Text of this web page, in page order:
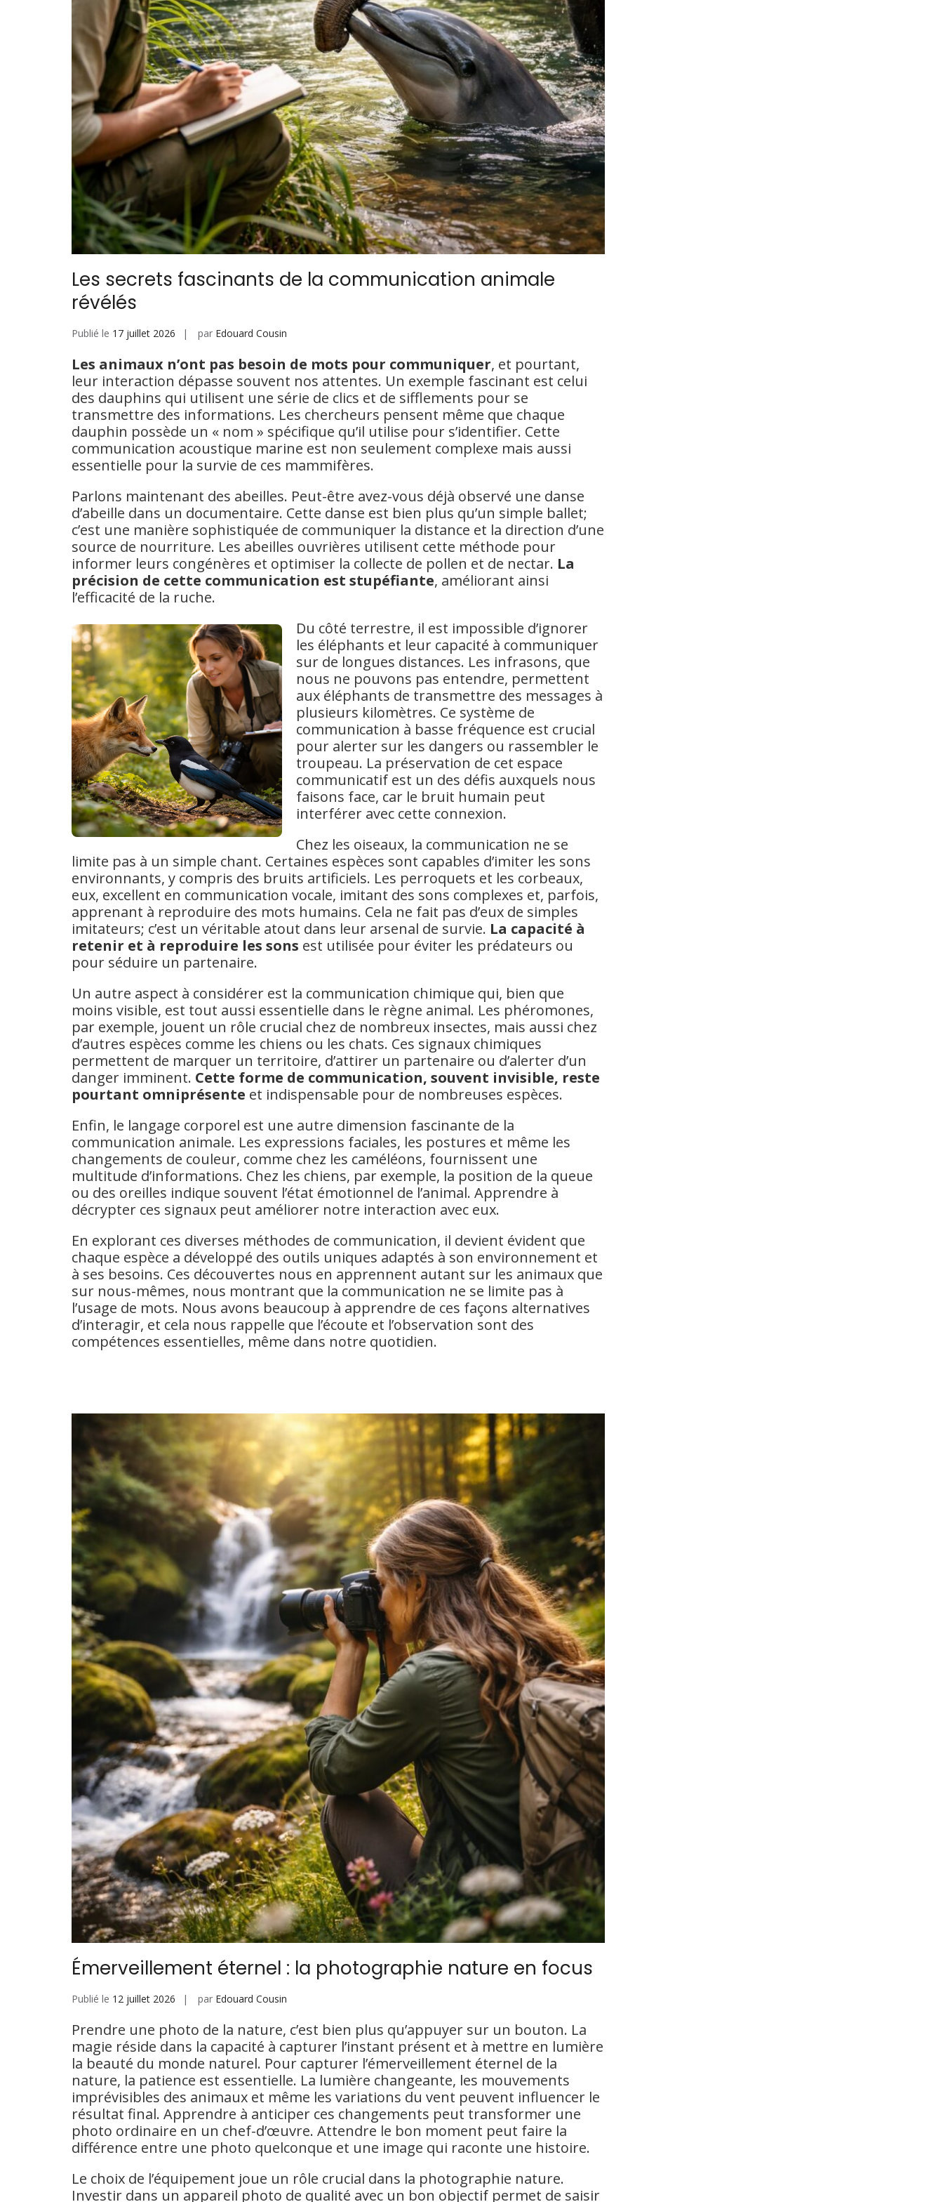
Les secrets fascinants de la communication animale
révélés
Publié le 17 juillet 2026 par Edouard Cousin
Les animaux n’ont pas besoin de mots pour communiquer, et pourtant,
leur interaction dépasse souvent nos attentes. Un exemple fascinant est celui
des dauphins qui utilisent une série de clics et de sifflements pour se
transmettre des informations. Les chercheurs pensent même que chaque
dauphin possède un « nom » spécifique qu’il utilise pour s’identifier. Cette
communication acoustique marine est non seulement complexe mais aussi
essentielle pour la survie de ces mammifères.
Parlons maintenant des abeilles. Peut-être avez-vous déjà observé une danse
d’abeille dans un documentaire. Cette danse est bien plus qu’un simple ballet;
c’est une manière sophistiquée de communiquer la distance et la direction d’une
source de nourriture. Les abeilles ouvrières utilisent cette méthode pour
informer leurs congénères et optimiser la collecte de pollen et de nectar. La
précision de cette communication est stupéfiante, améliorant ainsi
l’efficacité de la ruche.
Du côté terrestre, il est impossible d’ignorer
les éléphants et leur capacité à communiquer
sur de longues distances. Les infrasons, que
nous ne pouvons pas entendre, permettent
aux éléphants de transmettre des messages à
plusieurs kilomètres. Ce système de
communication à basse fréquence est crucial
pour alerter sur les dangers ou rassembler le
troupeau. La préservation de cet espace
communicatif est un des défis auxquels nous
faisons face, car le bruit humain peut
interférer avec cette connexion.
Chez les oiseaux, la communication ne se
limite pas à un simple chant. Certaines espèces sont capables d’imiter les sons
environnants, y compris des bruits artificiels. Les perroquets et les corbeaux,
eux, excellent en communication vocale, imitant des sons complexes et, parfois,
apprenant à reproduire des mots humains. Cela ne fait pas d’eux de simples
imitateurs; c’est un véritable atout dans leur arsenal de survie. La capacité à
retenir et à reproduire les sons est utilisée pour éviter les prédateurs ou
pour séduire un partenaire.
Un autre aspect à considérer est la communication chimique qui, bien que
moins visible, est tout aussi essentielle dans le règne animal. Les phéromones,
par exemple, jouent un rôle crucial chez de nombreux insectes, mais aussi chez
d’autres espèces comme les chiens ou les chats. Ces signaux chimiques
permettent de marquer un territoire, d’attirer un partenaire ou d’alerter d’un
danger imminent. Cette forme de communication, souvent invisible, reste
pourtant omniprésente et indispensable pour de nombreuses espèces.
Enfin, le langage corporel est une autre dimension fascinante de la
communication animale. Les expressions faciales, les postures et même les
changements de couleur, comme chez les caméléons, fournissent une
multitude d’informations. Chez les chiens, par exemple, la position de la queue
ou des oreilles indique souvent l’état émotionnel de l’animal. Apprendre à
décrypter ces signaux peut améliorer notre interaction avec eux.
En explorant ces diverses méthodes de communication, il devient évident que
chaque espèce a développé des outils uniques adaptés à son environnement et
à ses besoins. Ces découvertes nous en apprennent autant sur les animaux que
sur nous-mêmes, nous montrant que la communication ne se limite pas à
l’usage de mots. Nous avons beaucoup à apprendre de ces façons alternatives
d’interagir, et cela nous rappelle que l’écoute et l’observation sont des
compétences essentielles, même dans notre quotidien.
Émerveillement éternel : la photographie nature en focus
Publié le 12 juillet 2026 par Edouard Cousin
Prendre une photo de la nature, c’est bien plus qu’appuyer sur un bouton. La
magie réside dans la capacité à capturer l’instant présent et à mettre en lumière
la beauté du monde naturel. Pour capturer l’émerveillement éternel de la
nature, la patience est essentielle. La lumière changeante, les mouvements
imprévisibles des animaux et même les variations du vent peuvent influencer le
résultat final. Apprendre à anticiper ces changements peut transformer une
photo ordinaire en un chef-d’œuvre. Attendre le bon moment peut faire la
différence entre une photo quelconque et une image qui raconte une histoire.
Le choix de l’équipement joue un rôle crucial dans la photographie nature.
Investir dans un appareil photo de qualité avec un bon objectif permet de saisir